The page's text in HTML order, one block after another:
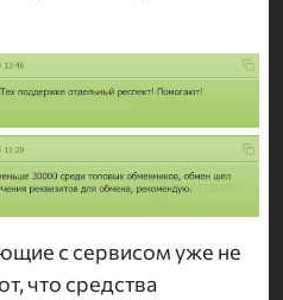
с сервисом уже не
что средства